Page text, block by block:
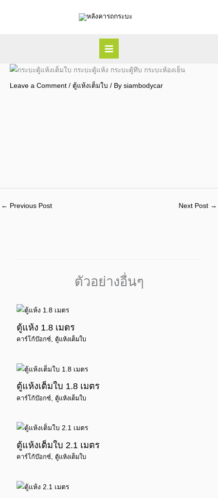
Leave a Comment / ตู้แห้งเต็มใบ / By siambodycar
← Previous Post Next Post →
ตัวอย่างอื่นๆ
ตู้แห้ง 1.8 เมตร
คาร์โก้บ๊อกซ์, ตู้แห้งเต็มใบ
ตู้แห้งเต็มใบ 1.8 เมตร
คาร์โก้บ๊อกซ์ ตู้แห้งเต็มใบ
ตู้แห้งเต็มใบ 2.1 เมตร
คาร์โก้บ๊อกซ์, ตู้แห้งเต็มใบ